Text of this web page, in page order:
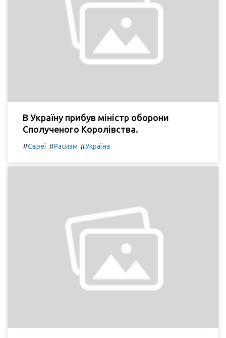
В Україну прибув міністр оборони
Сполученого Королівства.
#Євреї #Расизм #Україна